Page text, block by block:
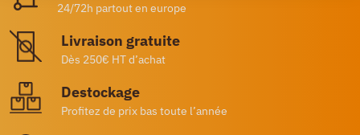
24/72h partout en europe
Livraison gratuite
Dès 250€ HT d’achat
Destockage
Profitez de prix bas toute l’année